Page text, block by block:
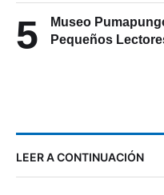
5
Museo
Pequeños
LEER A CONTINUACIÓN